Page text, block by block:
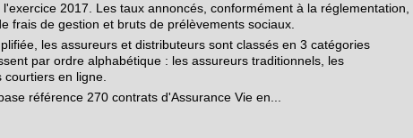
2017. Les taux annoncés, conformément à la réglementation,
frais de gestion et bruts de prélèvements sociaux.
les assureurs et distributeurs sont classés en 3 catégories
par ordre alphabétique : les assureurs traditionnels, les
en ligne.
référence 270 contrats d'Assurance Vie en...